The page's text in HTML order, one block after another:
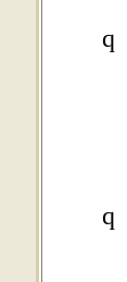
q
q